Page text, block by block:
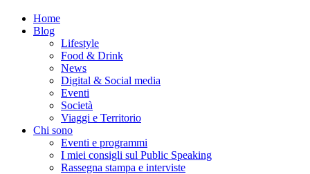
Home
Blog
Lifestyle
Food & Drink
News
Digital & Social media
Eventi
Società
Viaggi e Territorio
Chi sono
Eventi e programmi
I miei consigli sul Public Speaking
Rassegna stampa e interviste